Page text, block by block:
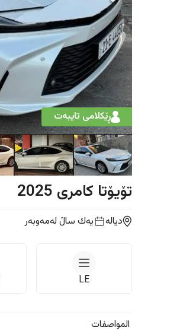
ڕێکلامی تایبەت
تۆیۆتا کامری 2025
دیالە یه‌ك ساڵ لەمەوبەر
LE
المواصفات